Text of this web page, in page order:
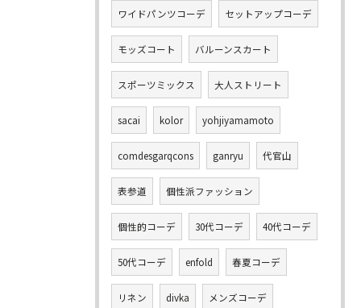
ワイドパンツコーデ セットアップコーデ
モッズコート バルーンスカート
スポーツミックス 大人ストリート
sacai kolor yohjiyamamoto
comdesgarqcons ganryu 代官山
表参道 個性派ファッション
個性的コーデ 30代コーデ 40代コーデ
50代コーデ enfold 春夏コーデ
リネン divka メンズコーデ